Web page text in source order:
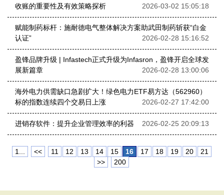
收账的重要性及有效策略探析 2026-03-02 15:05:18
赋能制药标杆：施耐德电气整体解决方案助武田制药斩获“白金
认证”
2026-02-28 15:16:52
盈锋品牌升级 | Infastech正式升级为Infasron，盈锋开启全球发
展新篇章
2026-02-28 13:00:06
海外电力供需缺口急剧扩大！绿色电力ETF易方达（562960）
标的指数连续四个交易日上涨
2026-02-27 17:42:00
进销存软件：提升企业管理效率的利器 2026-02-25 20:09:13
1... << 11 12 13 14 15 16 17 18 19 20
21
>>
200